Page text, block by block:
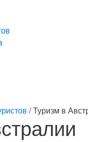
/Туризм в